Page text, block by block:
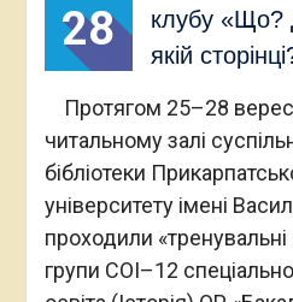
28
клубу «Що?
якій
Протягом 25–28
читальному залі
бібліотеки
університету імені
проходили «тренувальні
групи СОІ–12